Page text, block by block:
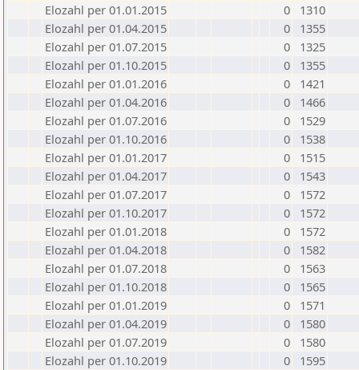
Elozahl per 01.01.2015
0
1310
Elozahl per 01.04.2015
0
1355
Elozahl per 01.07.2015
0
1325
Elozahl per 01.10.2015
0
1355
Elozahl per 01.01.2016
0
1421
Elozahl per 01.04.2016
0
1466
Elozahl per 01.07.2016
0
1529
Elozahl per 01.10.2016
0
1538
Elozahl per 01.01.2017
0
1515
Elozahl per 01.04.2017
0
1543
Elozahl per 01.07.2017
0
1572
Elozahl per 01.10.2017
0
1572
Elozahl per 01.01.2018
0
1572
Elozahl per 01.04.2018
0
1582
Elozahl per 01.07.2018
0
1563
Elozahl per 01.10.2018
0
1565
Elozahl per 01.01.2019
0
1571
Elozahl per 01.04.2019
0
1580
Elozahl per 01.07.2019
0
1580
Elozahl per 01.10.2019
0
1595